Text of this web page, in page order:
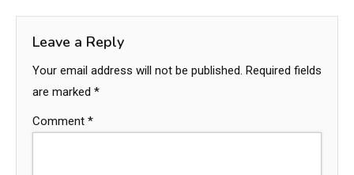
Leave a Reply
Your email address will not be published. Required fields
are marked *
Comment *